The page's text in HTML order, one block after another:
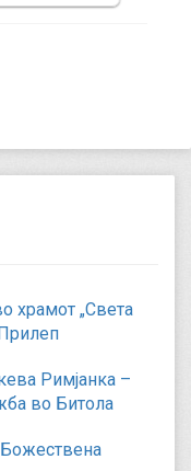
храмот „Света
Римјанка –
во Битола